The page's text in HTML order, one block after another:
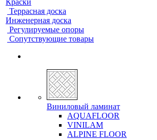
Краски
Террасная доска
Инженерная доска
Регулируемые опоры
Сопутствующие товары
Виниловый ламинат
AQUAFLOOR
VINILAM
ALPINE FLOOR